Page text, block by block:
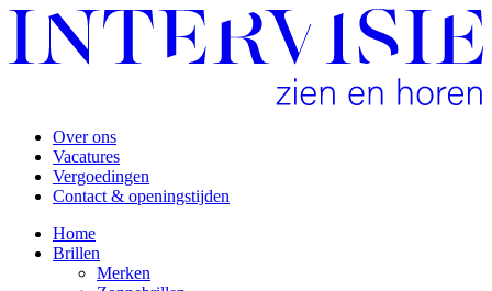
Over ons
Vacatures
Vergoedingen
Contact & openingstijden
Home
Brillen
Merken